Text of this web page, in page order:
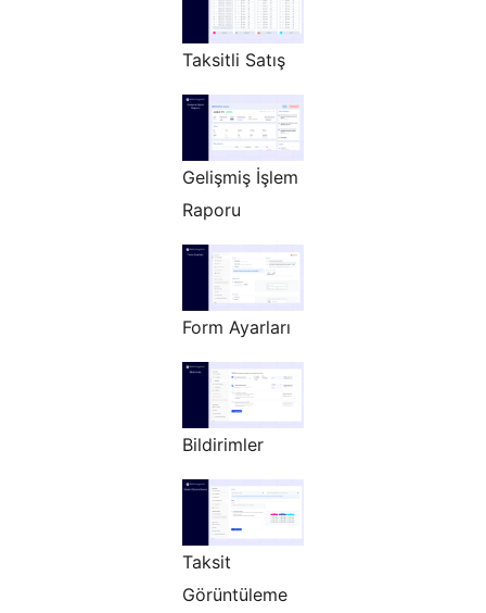
Taksitli Satış
Gelişmiş İşlem
Raporu
Form Ayarları
Bildirimler
Taksit
Görüntüleme